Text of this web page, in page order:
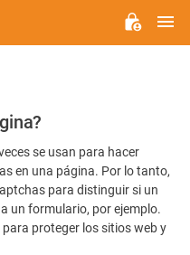
se usan para hacer
en una página. Por lo tanto,
para distinguir si un
un formulario, por ejemplo.
proteger los sitios web y